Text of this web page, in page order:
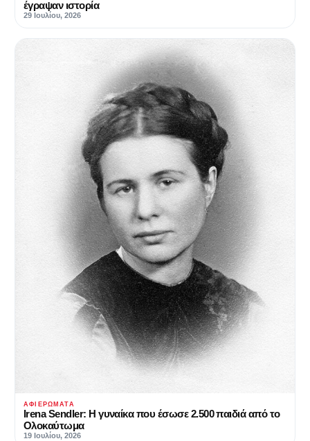
έγραψαν ιστορία
29 Ιουλίου, 2026
ΑΦΙΕΡΏΜΑΤΑ
Irena Sendler‎‎: Η γυναίκα που έσωσε 2.500 παιδιά από το
Ολοκαύτωμα
19 Ιουλίου, 2026